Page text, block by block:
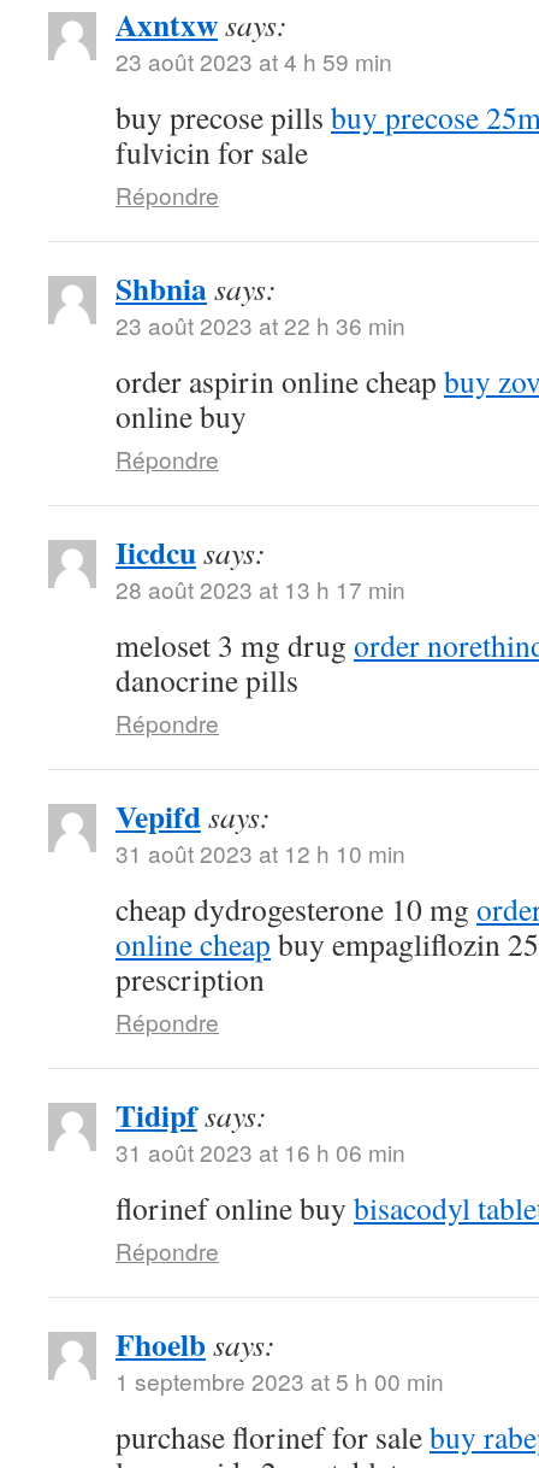
Axntxwsays:
23 août 2023 at 4 h 59 min
buy precose pills buy precose
fulvicin for sale
Répondre
Shbniasays:
23 août 2023 at 22 h 36 min
order aspirin online cheap buy
online buy
Répondre
Iicdcusays:
28 août 2023 at 13 h 17 min
meloset 3 mg drug order
danocrine pills
Répondre
Vepifdsays:
31 août 2023 at 12 h 10 min
cheap dydrogesterone 10 mg
online cheap buy empagliflozin
prescription
Répondre
Tidipfsays:
31 août 2023 at 16 h 06 min
florinef online buy bisacodyl
Répondre
Fhoelbsays:
1 septembre 2023 at 5 h 00 min
purchase florinef for salebuy